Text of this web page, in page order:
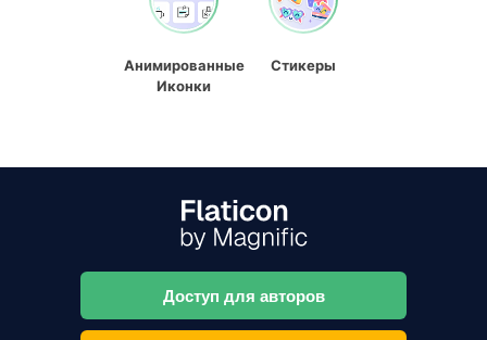
Анимированные
Иконки
Стикеры
Доступ для авторов